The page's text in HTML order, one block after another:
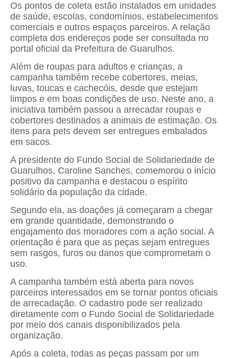
Os pontos de coleta estão instalados em unidades
de saúde, escolas, condomínios, estabelecimentos
comerciais e outros espaços parceiros. A relação
completa dos endereços pode ser consultada no
portal oficial da Prefeitura de Guarulhos.
Além de roupas para adultos e crianças, a
campanha também recebe cobertores, meias,
luvas, toucas e cachecóis, desde que estejam
limpos e em boas condições de uso. Neste ano, a
iniciativa também passou a arrecadar roupas e
cobertores destinados a animais de estimação. Os
itens para pets devem ser entregues embalados
em sacos.
A presidente do Fundo Social de Solidariedade de
Guarulhos, Caroline Sanches, comemorou o início
positivo da campanha e destacou o espírito
solidário da população da cidade.
Segundo ela, as doações já começaram a chegar
em grande quantidade, demonstrando o
engajamento dos moradores com a ação social. A
orientação é para que as peças sejam entregues
sem rasgos, furos ou danos que comprometam o
uso.
A campanha também está aberta para novos
parceiros interessados em se tornar pontos oficiais
de arrecadação. O cadastro pode ser realizado
diretamente com o Fundo Social de Solidariedade
por meio dos canais disponibilizados pela
organização.
Após a coleta, todas as peças passam por um